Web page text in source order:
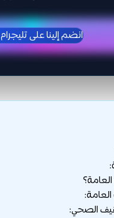
انضم إلينا على تليجرام